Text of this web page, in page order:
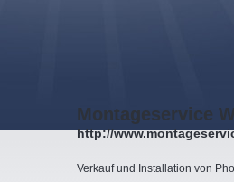
Montageservice
http://
Verkauf und Installation von